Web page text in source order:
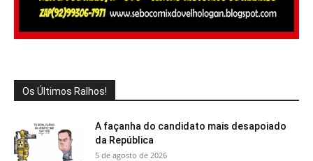
Os Últimos Ralhos!
A façanha do candidato mais desapoiado
da República
5 de agosto de 2026